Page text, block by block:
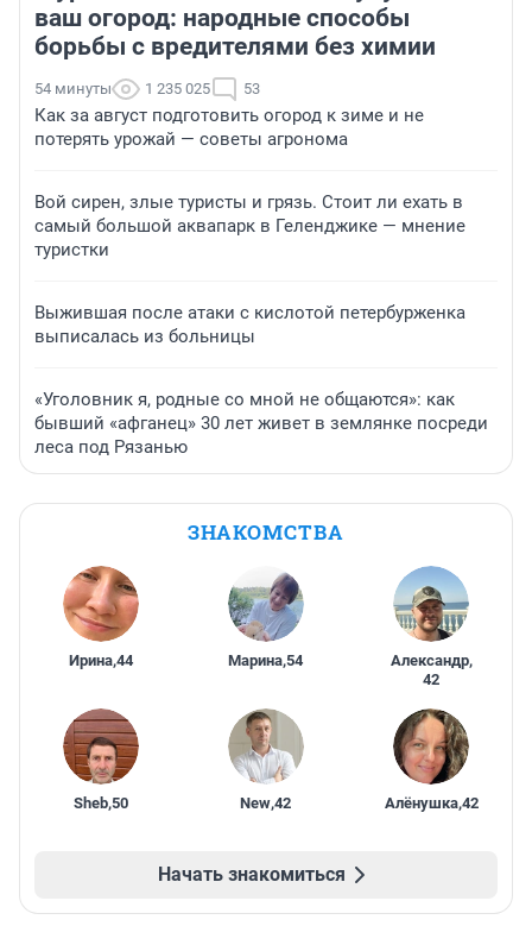
ваш огород: народные способы
борьбы с вредителями без химии
54 минуты 1 235 025 53
Как за август подготовить огород к зиме и не
потерять урожай — советы агронома
Вой сирен, злые туристы и грязь. Стоит ли ехать в
самый большой аквапарк в Геленджике — мнение
туристки
Выжившая после атаки с кислотой петербурженка
выписалась из больницы
«Уголовник я, родные со мной не общаются»: как
бывший «афганец» 30 лет живет в землянке посреди
леса под Рязанью
ЗНАКОМСТВА
Ирина,44 Марина,54 Александр,
42
Sheb,50 New,42 Алёнушка,42
Начать знакомиться